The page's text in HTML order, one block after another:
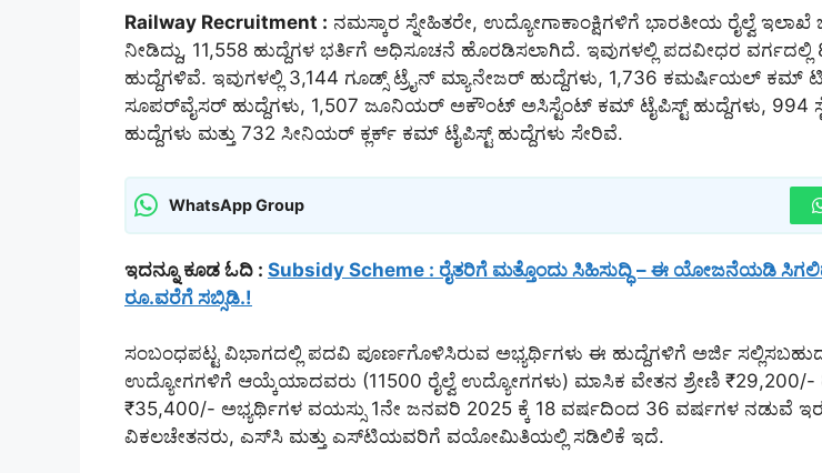
Railway Recruitment : ನಮಸ್ಕಾರ ಸ್ನೇಹಿತರೇ, ಉದ್ಯೋಗಾಕಾಂಕ್ಷಿಗಳಿಗೆ ಭಾರತೀಯ ರೈಲ್ವೆ ಇಲಾಖೆ
ನೀಡಿದ್ದು, 11,558 ಹುದ್ದೆಗಳ ಭರ್ತಿಗೆ ಅಧಿಸೂಚನೆ ಹೊರಡಿಸಲಾಗಿದೆ. ಇವುಗಳಲ್ಲಿ ಪದವೀಧರ ವರ್ಗದಲ್ಲಿ
ಹುದ್ದೆಗಳಿವೆ. ಇವುಗಳಲ್ಲಿ 3,144 ಗೂಡ್ಸ್ ಟ್ರೈನ್ ಮ್ಯಾನೇಜರ್ ಹುದ್ದೆಗಳು, 1,736 ಕಮರ್ಷಿಯಲ್ ಕಮ್
ಸೂಪರ್‌ವೈಸರ್ ಹುದ್ದೆಗಳು, 1,507 ಜೂನಿಯರ್ ಅಕೌಂಟ್ ಅಸಿಸ್ಟೆಂಟ್ ಕಮ್ ಟೈಪಿಸ್ಟ್ ಹುದ್ದೆಗಳು, 994
ಹುದ್ದೆಗಳು ಮತ್ತು 732 ಸೀನಿಯರ್ ಕ್ಲರ್ಕ್ ಕಮ್ ಟೈಪಿಸ್ಟ್ ಹುದ್ದೆಗಳು ಸೇರಿವೆ.
WhatsApp Group
ಇದನ್ನೂ ಕೂಡ ಓದಿ : Subsidy Scheme : ರೈತರಿಗೆ ಮತ್ತೊಂದು ಸಿಹಿಸುದ್ಧಿ – ಈ ಯೋಜನೆಯಡಿ
ರೂ.ವರೆಗೆ ಸಬ್ಸಿಡಿ.!
ಸಂಬಂಧಪಟ್ಟ ವಿಭಾಗದಲ್ಲಿ ಪದವಿ ಪೂರ್ಣಗೊಳಿಸಿರುವ ಅಭ್ಯರ್ಥಿಗಳು ಈ ಹುದ್ದೆಗಳಿಗೆ ಅರ್ಜಿ
ಉದ್ಯೋಗಗಳಿಗೆ ಆಯ್ಕೆಯಾದವರು (11500 ರೈಲ್ವೆ ಉದ್ಯೋಗಗಳು) ಮಾಸಿಕ ವೇತನ ಶ್ರೇಣಿ ₹29,200/-
₹35,400/- ಅಭ್ಯರ್ಥಿಗಳ ವಯಸ್ಸು 1ನೇ ಜನವರಿ 2025 ಕ್ಕೆ 18 ವರ್ಷದಿಂದ 36 ವರ್ಷಗಳ ನಡುವೆ
ವಿಕಲಚೇತನರು, ಎಸ್‌ಸಿ ಮತ್ತು ಎಸ್‌ಟಿಯವರಿಗೆ ವಯೋಮಿತಿಯಲ್ಲಿ ಸಡಿಲಿಕೆ ಇದೆ.